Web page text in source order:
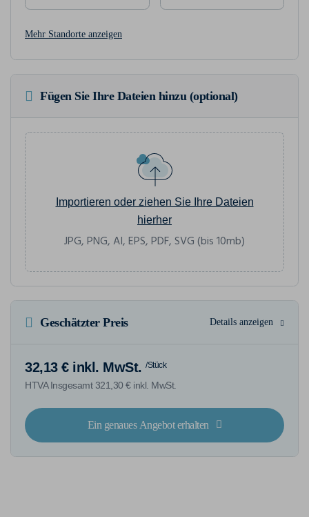
Mehr Standorte anzeigen
Fügen Sie Ihre Dateien hinzu (optional)
Importieren oder ziehen Sie Ihre Dateien
hierher
JPG, PNG, AI, EPS, PDF, SVG (bis 10mb)
Geschätzter Preis Details anzeigen
32,13 € inkl. MwSt. /Stück
HTVA Insgesamt 321,30 € inkl. MwSt.
Ein genaues Angebot erhalten